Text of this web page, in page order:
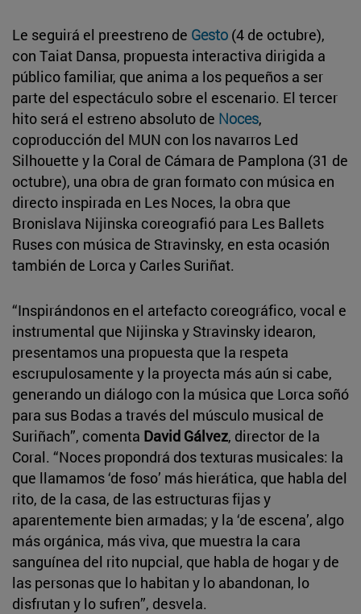
Le seguirá el preestreno de Gesto (4 de octubre),
con Taiat Dansa, propuesta interactiva dirigida a
público familiar, que anima a los pequeños a ser
parte del espectáculo sobre el escenario. El tercer
hito será el estreno absoluto de Noces,
coproducción del MUN con los navarros Led
Silhouette y la Coral de Cámara de Pamplona (31 de
octubre), una obra de gran formato con música en
directo inspirada en Les Noces, la obra que
Bronislava Nijinska coreografió para Les Ballets
Ruses con música de Stravinsky, en esta ocasión
también de Lorca y Carles Suriñat.
“Inspirándonos en el artefacto coreográfico, vocal e
instrumental que Nijinska y Stravinsky idearon,
presentamos una propuesta que la respeta
escrupulosamente y la proyecta más aún si cabe,
generando un diálogo con la música que Lorca soñó
para sus Bodas a través del músculo musical de
Suriñach”, comenta David Gálvez, director de la
Coral. “Noces propondrá dos texturas musicales: la
que llamamos ‘de foso’ más hierática, que habla del
rito, de la casa, de las estructuras fijas y
aparentemente bien armadas; y la ‘de escena’, algo
más orgánica, más viva, que muestra la cara
sanguínea del rito nupcial, que habla de hogar y de
las personas que lo habitan y lo abandonan, lo
disfrutan y lo sufren”, desvela.